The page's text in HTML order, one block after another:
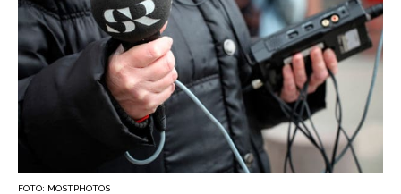
FOTO: MOSTPHOTOS